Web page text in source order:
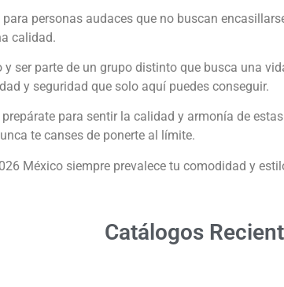
personas audaces que no buscan
calidad.
ser parte de un grupo distinto que busca una
y seguridad que solo aquí puedes conseguir.
para sentir la calidad y armonía de
te canses de ponerte al límite.
México siempre prevalece tu comodidad y
Catálogos